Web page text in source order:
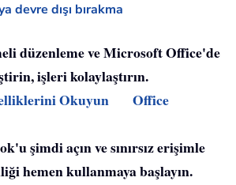
devre dışı bırakma
düzenleme ve Microsoft Office'de
işleri kolaylaştırın.
Okuyun
Office
şimdi açın ve sınırsız erişimle
hemen kullanmaya başlayın.